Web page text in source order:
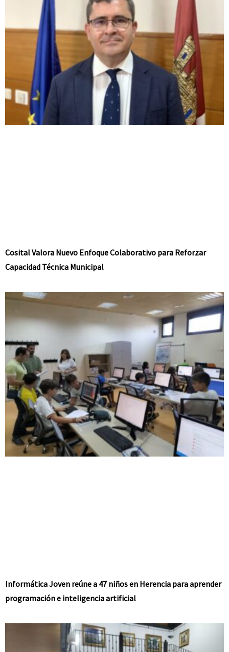
Cosital Valora Nuevo Enfoque Colaborativo para Reforzar
Capacidad Técnica Municipal
Informática Joven reúne a 47 niños en Herencia para aprender
programación e inteligencia artificial